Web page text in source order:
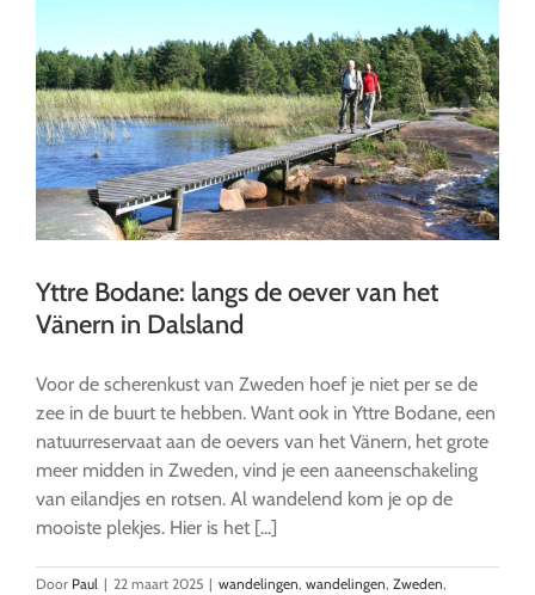
Yttre Bodane: langs de oever van het
Vänern in Dalsland
Voor de scherenkust van Zweden hoef je niet per se de
zee in de buurt te hebben. Want ook in Yttre Bodane, een
natuurreservaat aan de oevers van het Vänern, het grote
meer midden in Zweden, vind je een aaneenschakeling
van eilandjes en rotsen. Al wandelend kom je op de
mooiste plekjes. Hier is het [...]
Door Paul | 22 maart 2025 | wandelingen, wandelingen, Zweden,